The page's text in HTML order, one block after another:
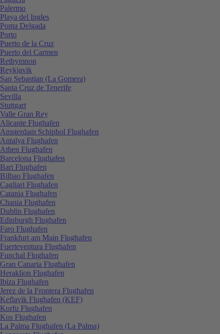
Palermo
Playa del Ingles
Ponta Delgada
Porto
Puerto de la Cruz
Puerto del Carmen
Rethymnon
Reykjavik
San Sebastian (La Gomera)
Santa Cruz de Tenerife
Sevilla
Stuttgart
Valle Gran Rey
Alicante Flughafen
Amsterdam Schiphol Flughafen
Antalya Flughafen
Athen Flughafen
Barcelona Flughafen
Bari Flughafen
Bilbao Flughafen
Cagliari Flughafen
Catania Flughafen
Chania Flughafen
Dublin Flughafen
Edinburgh Flughafen
Faro Flughafen
Frankfurt am Main Flughafen
Fuerteventura Flughafen
Funchal Flughafen
Gran Canaria Flughafen
Heraklion Flughafen
Ibiza Flughafen
Jerez de la Frontera Flughafen
Keflavik Flughafen (KEF)
Korfu Flughafen
Kos Flughafen
La Palma Flughafen (La Palma)